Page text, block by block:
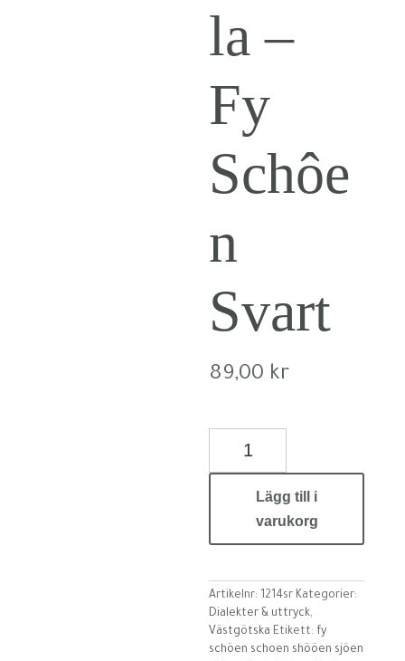
la –
Fy
Schôe
n
Svart
89,00 kr
Fy
mängd
Lägg till i
varukorg
Artikelnr: 1214sr Kategorier:
Dialekter & uttryck,
Västgötska Etikett: fy
schöen schoen shööen sjöen